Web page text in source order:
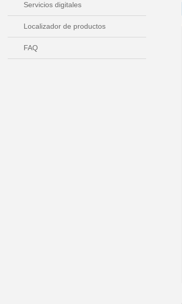
Servicios digitales
Localizador de productos
FAQ